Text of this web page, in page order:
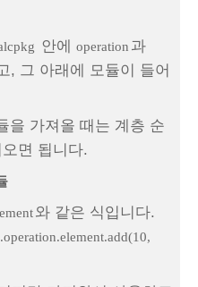
안에 operation 과
, 그 아래에 모듈이 들어
을 가져올 때는 계층 순
면 됩니다.
와 같은 식입니다.